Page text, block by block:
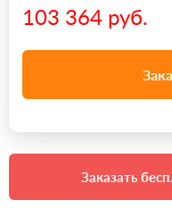
103 364 руб.
Заказать